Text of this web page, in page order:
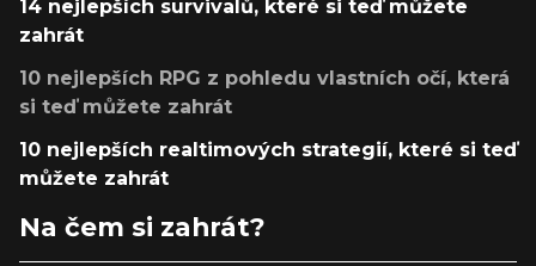
14 nejlepších survivalů, které si teď můžete
zahrát
10 nejlepších RPG z pohledu vlastních očí, která
si teď můžete zahrát
10 nejlepších realtimových strategií, které si teď
můžete zahrát
Na čem si zahrát?